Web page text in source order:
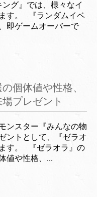
グ』では、様々なイ
す。 『ランダムイベ
即ゲームオーバーで
個体値や性格、
プレゼント
ンスター『みんなの物
ントとして、『ゼラオ
す。 『ゼラオラ』の
値や性格、...